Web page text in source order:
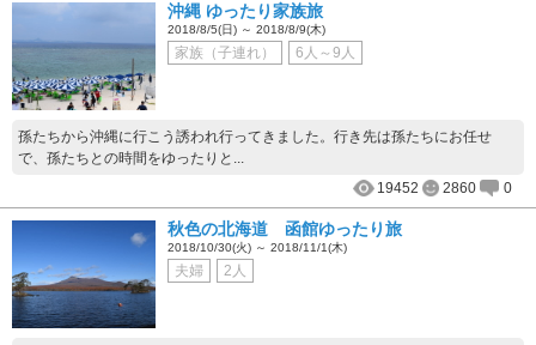
沖縄 ゆったり家族旅
2018/8/5(日) ～ 2018/8/9(木)
家族（子連れ） 6人～9人
孫たちから沖縄に行こう誘われ行ってきました。行き先は孫たちにお任せ
で、孫たちとの時間をゆったりと...
19452
2860 0
秋色の北海道 函館ゆったり旅
2018/10/30(火) ～ 2018/11/1(木)
夫婦 2人